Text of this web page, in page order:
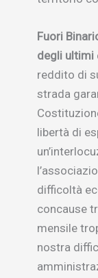
Fuori
degli ultimi
reddito di
strada
libertà di
difficoltà
concause
mensile
nostra